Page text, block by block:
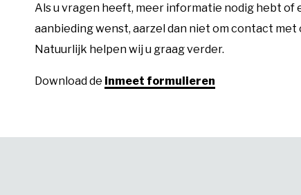
Als u vragen heeft, meer informatie nodig hebt of
aanbieding wenst, aarzel dan niet om contact met
Natuurlijk helpen wij u graag verder.
Download de inmeet formulieren